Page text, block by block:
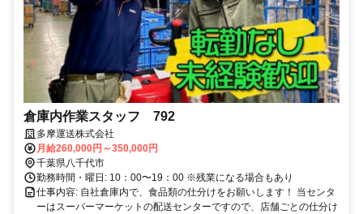
倉庫内作業スタッフ 792
多摩運送株式会社
月給260,000円～350,000円
千葉県八千代市
勤務時間・曜日: 10：00〜19：00 ※残業になる場合もあり
仕事内容: 自社倉庫内で、食品類の仕分けをお願いします！ 当センタ
ーはスーパーマーケットの配送センターですので、店舗ごとの仕分け